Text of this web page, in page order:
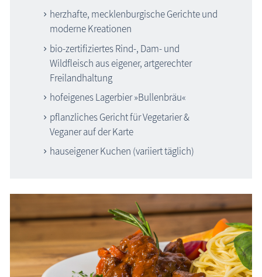
herzhafte, mecklenburgische Gerichte und
moderne Kreationen
bio-zertifiziertes Rind-, Dam- und
Wildfleisch aus eigener, artgerechter
Freilandhaltung
hofeigenes Lagerbier »Bullenbräu«
pflanzliches Gericht für Vegetarier &
Veganer auf der Karte
hauseigener Kuchen (variiert täglich)